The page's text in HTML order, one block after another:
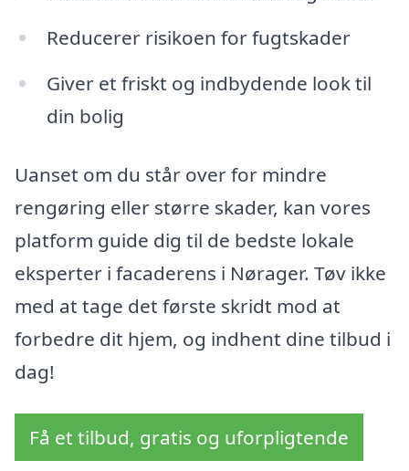
Reducerer risikoen for fugtskader
Giver et friskt og indbydende look til
din bolig
Uanset om du står over for mindre
rengøring eller større skader, kan vores
platform guide dig til de bedste lokale
eksperter i facaderens i Nørager. Tøv ikke
med at tage det første skridt mod at
forbedre dit hjem, og indhent dine tilbud i
dag!
Få et tilbud, gratis og uforpligtende